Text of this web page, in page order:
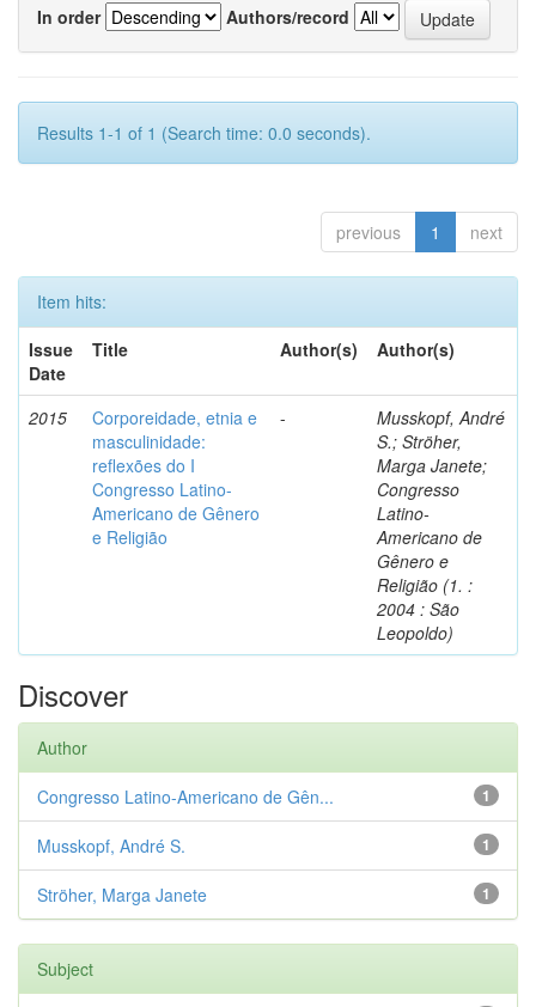
In order
Authors/record
Results 1-1 of 1 (Search time: 0.0 seconds).
previous 1 next
Item hits:
Issue
Date
Title Author(s) Author(s)
2015
Corporeidade, etnia e
masculinidade:
reflexões do I
Congresso Latino-
Americano de Gênero
e Religião
-
Musskopf, André
S.; Ströher,
Marga Janete;
Congresso
Latino-
Americano de
Gênero e
Religião (1. :
2004 : São
Leopoldo)
Discover
Author
1
Congresso Latino-Americano de Gên...
1
Musskopf, André S.
1
Ströher, Marga Janete
Subject